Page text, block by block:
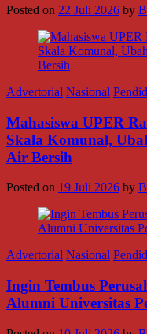
Posted on 22 Juli 2026 by
Advertorial Nasional
Mahasiswa UPER
Skala Komunal,
Air Bersih
Posted on 19 Juli 2026 by
Advertorial Nasional
Ingin Tembus
Alumni Universitas